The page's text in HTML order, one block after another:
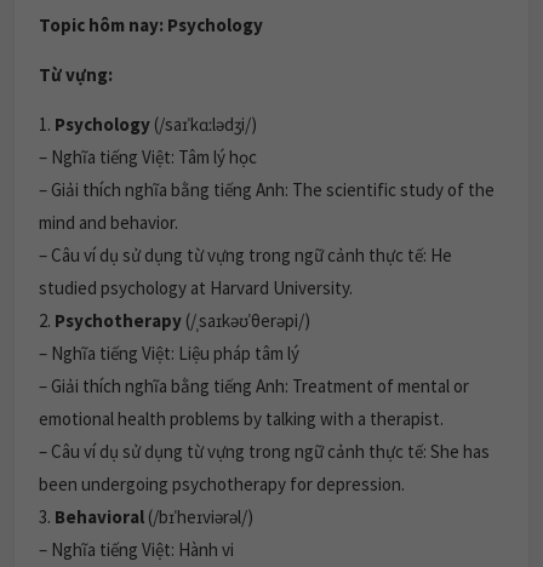
Topic hôm nay: Psychology
Từ vựng:
1. Psychology (/saɪˈkɑːlədʒi/)
– Nghĩa tiếng Việt: Tâm lý học
– Giải thích nghĩa bằng tiếng Anh: The scientific study of the
mind and behavior.
– Câu ví dụ sử dụng từ vựng trong ngữ cảnh thực tế: He
studied psychology at Harvard University.
2. Psychotherapy (/ˌsaɪkəʊˈθerəpi/)
– Nghĩa tiếng Việt: Liệu pháp tâm lý
– Giải thích nghĩa bằng tiếng Anh: Treatment of mental or
emotional health problems by talking with a therapist.
– Câu ví dụ sử dụng từ vựng trong ngữ cảnh thực tế: She has
been undergoing psychotherapy for depression.
3. Behavioral (/bɪˈheɪviərəl/)
– Nghĩa tiếng Việt: Hành vi